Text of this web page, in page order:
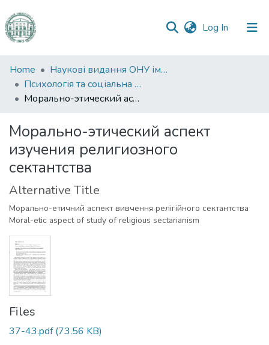
Log In (current)
Communities
&
Collections
Statistics
Home
Наукові видання ОНУ імені І. І. Мечникова
Психологія та соціальна робота
Морально-этический аспект изучения религиозного сектантства
Морально-этический аспект
изучения религиозного
сектантства
Alternative Title
Морально-етичний аспект вивчення релігійного сектантства
Moral-etic aspect of study of religious sectarianism
Files
37-43.pdf(73.56 KB)